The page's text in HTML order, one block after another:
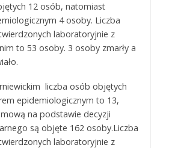
12 osób, natomiast
4 osoby. Liczba
laboratoryjnie z
to 53 osoby. 3 osoby zmarły a
liczba osób objętych
epidemiologicznym to 13,
na podstawie decyzji
są objęte 162 osoby.Liczba
laboratoryjnie z